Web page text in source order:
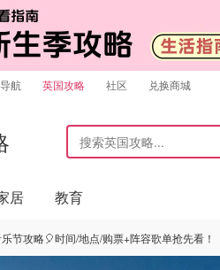
航 英国攻略 社区 兑换商城
居 教育
节攻略🎈时间/地点/购票+阵容歌单抢先看！